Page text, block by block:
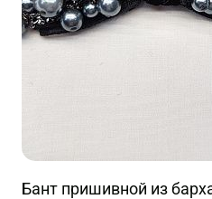
Бант пришивной из